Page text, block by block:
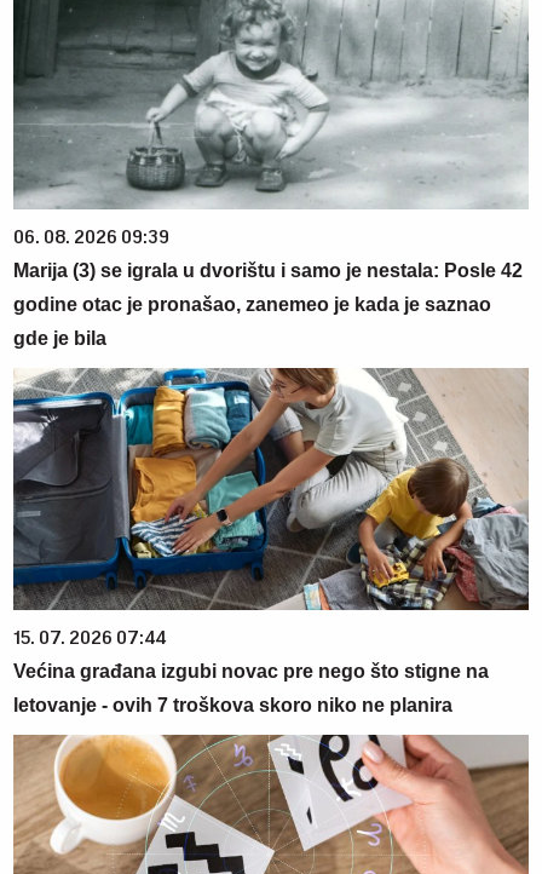
06. 08. 2026 09:39
Marija (3) se igrala u dvorištu i samo je nestala: Posle 42
godine otac je pronašao, zanemeo je kada je saznao
gde je bila
15. 07. 2026 07:44
Većina građana izgubi novac pre nego što stigne na
letovanje - ovih 7 troškova skoro niko ne planira